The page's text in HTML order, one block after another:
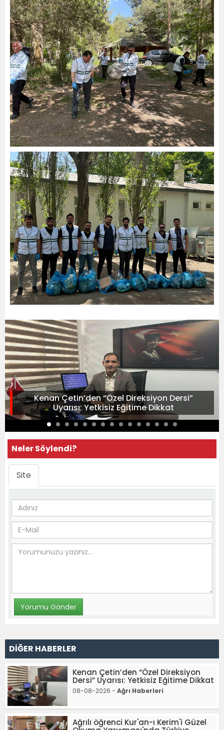
Kenan Çetin’den “Özel Direksiyon Dersi”
Uyarısı: Yetkisiz Eğitime Dikkat
Neler Söylendi?
Site
DİĞER HABERLER
Kenan Çetin’den “Özel Direksiyon
Dersi” Uyarısı: Yetkisiz Eğitime Dikkat
08-08-2026 - Ağrı Haberleri
Ağrılı öğrenci Kur'an-ı Kerim'i Güzel